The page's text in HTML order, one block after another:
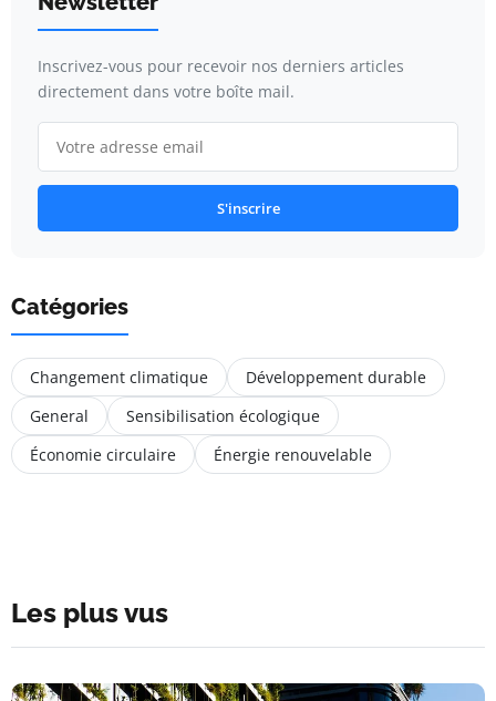
Inscrivez-vous pour recevoir nos derniers articles
directement dans votre boîte mail.
S'inscrire
Catégories
Changement climatique
Développement durable
General
Sensibilisation écologique
Économie circulaire
Énergie renouvelable
Les plus vus